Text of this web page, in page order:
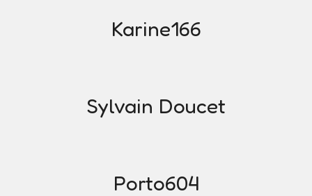
Karine166
Sylvain Doucet
Porto604